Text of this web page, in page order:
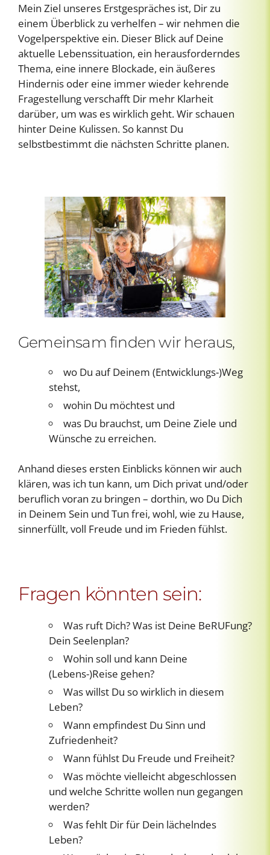
Mein Ziel unseres Erstgespräches ist, Dir zu
einem Überblick zu verhelfen – wir nehmen die
Vogelperspektive ein. Dieser Blick auf Deine
aktuelle Lebenssituation, ein herausforderndes
Thema, eine innere Blockade, ein äußeres
Hindernis oder eine immer wieder kehrende
Fragestellung verschafft Dir mehr Klarheit
darüber, um was es wirklich geht. Wir schauen
hinter Deine Kulissen. So kannst Du
selbstbestimmt die nächsten Schritte planen.
Gemeinsam finden wir heraus,
wo Du auf Deinem (Entwicklungs-)Weg
stehst,
wohin Du möchtest und
was Du brauchst, um Deine Ziele und
Wünsche zu erreichen.
Anhand dieses ersten Einblicks können wir auch
klären, was ich tun kann, um Dich privat und/oder
beruflich voran zu bringen – dorthin, wo Du Dich
in Deinem Sein und Tun frei, wohl, wie zu Hause,
sinnerfüllt, voll Freude und im Frieden fühlst.
Fragen könnten sein:
Was ruft Dich? Was ist Deine BeRUFung?
Dein Seelenplan?
Wohin soll und kann Deine
(Lebens-)Reise gehen?
Was willst Du so wirklich in diesem
Leben?
Wann empfindest Du Sinn und
Zufriedenheit?
Wann fühlst Du Freude und Freiheit?
Was möchte vielleicht abgeschlossen
und welche Schritte wollen nun gegangen
werden?
Was fehlt Dir für Dein lächelndes
Leben?